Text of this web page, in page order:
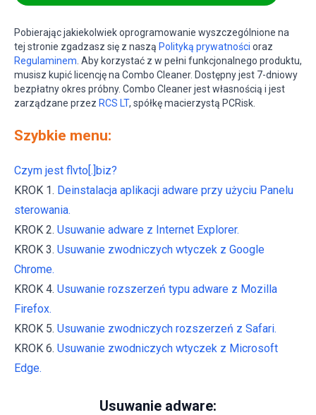
Pobierając jakiekolwiek oprogramowanie wyszczególnione na
tej stronie zgadzasz się z naszą Polityką prywatności oraz
Regulaminem . Aby korzystać z w pełni funkcjonalnego produktu,
musisz kupić licencję na Combo Cleaner. Dostępny jest 7-dniowy
bezpłatny okres próbny. Combo Cleaner jest własnością i jest
zarządzane przez RCS LT, spółkę macierzystą PCRisk.
Szybkie menu:
Czym jest flvto[.]biz?
KROK 1. Deinstalacja aplikacji adware przy użyciu Panelu
sterowania.
KROK 2. Usuwanie adware z Internet Explorer.
KROK 3. Usuwanie zwodniczych wtyczek z Google
Chrome.
KROK 4. Usuwanie rozszerzeń typu adware z Mozilla
Firefox.
KROK 5. Usuwanie zwodniczych rozszerzeń z Safari.
KROK 6. Usuwanie zwodniczych wtyczek z Microsoft
Edge.
Usuwanie adware: